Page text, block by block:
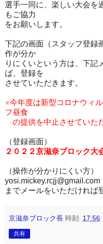
選手一同に、楽しい大会を
もご協力
をお願いします。
下記の画面（スタッフ登録
作が分か
りにくいという方は、下記
ば、登録を
させていただきます。
※今年度は新型コロナウィ
フ昼食
の提供を中止させていた
（登録画面）
２０２２京滋奈ブロック大
（操作が分かりにくい方）
yosi.mickey.rcjj@gmail.com
までメールをいただければ
京滋奈ブロック長 時刻: 17:56
共有